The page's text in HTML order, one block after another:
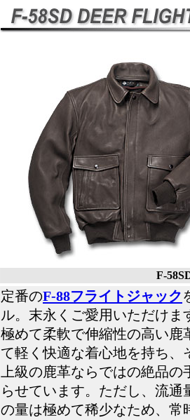
F-
定番のF-88フライトジャック
ル。末永くご愛用いただけま
極めて柔軟で伸縮性の高い鹿
て軽く快適な着心地を持ち
上級の鹿革ならではの絶品
らせています。ただし、流
の量は極めて稀少なため、常